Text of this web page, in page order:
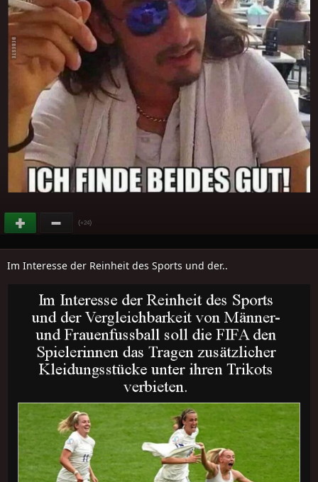
(+24)
Im Interesse der Reinheit des Sports und der..